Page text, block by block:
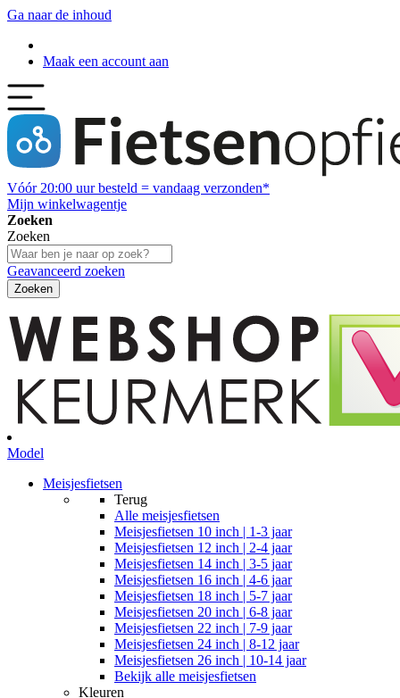
Ga naar de inhoud
Maak een account aan
Vóór 20:00 uur besteld = vandaag verzonden*
Mijn winkelwagentje
Zoeken
Zoeken
Geavanceerd zoeken
Zoeken
Model
Meisjesfietsen
Terug
Alle meisjesfietsen
Meisjesfietsen 10 inch | 1-3 jaar
Meisjesfietsen 12 inch | 2-4 jaar
Meisjesfietsen 14 inch | 3-5 jaar
Meisjesfietsen 16 inch | 4-6 jaar
Meisjesfietsen 18 inch | 5-7 jaar
Meisjesfietsen 20 inch | 6-8 jaar
Meisjesfietsen 22 inch | 7-9 jaar
Meisjesfietsen 24 inch | 8-12 jaar
Meisjesfietsen 26 inch | 10-14 jaar
Bekijk alle meisjesfietsen
Kleuren